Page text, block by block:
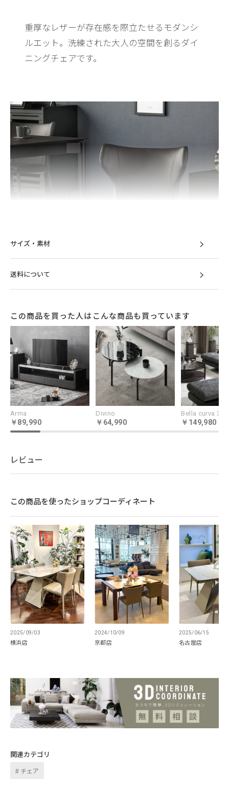
重厚なレザーが存在感を際立たせるモダンシ
ルエット。 洗練された大人の空間を創るダイ
ニングチェアです。
上質なレザーで魅せる
モダンデザイン
背面から脚部にいたるまで、本革さながらの
しなやかな風合いと摩擦や傷に強く耐水性に
優れたEPUレザーを使用した贅沢な逸品。身
体を包み込むような曲線が上質な安らぎを生
み出します。
サイズ・素材
送料について
この商品を買った人はこんな商品も買っています
Arma
89,990
Divino
64,990 149,980
レビュー
この商品を使ったショップコーディネート
2025/09/03
横浜店
2024/10/09
京都店
2025/06/15
名古屋店
関連カテゴリ
チェア